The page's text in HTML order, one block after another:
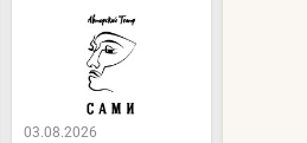
03.08.2026